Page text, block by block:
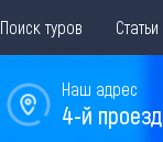
Поиск туров Статьи
Наш адрес
4-й